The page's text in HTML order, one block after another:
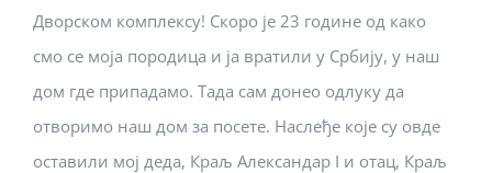
Дворском комплексу! Скоро је 23 године од како
смо се моја породица и ја вратили у Србију, у наш
дом где припадамо. Тада сам донео одлуку да
отворимо наш дом за посете. Наслеђе које су овде
оставили мој деда, Краљ Александар I и отац, Краљ